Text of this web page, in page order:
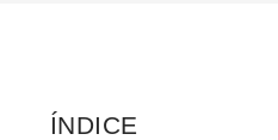
ÍNDICE